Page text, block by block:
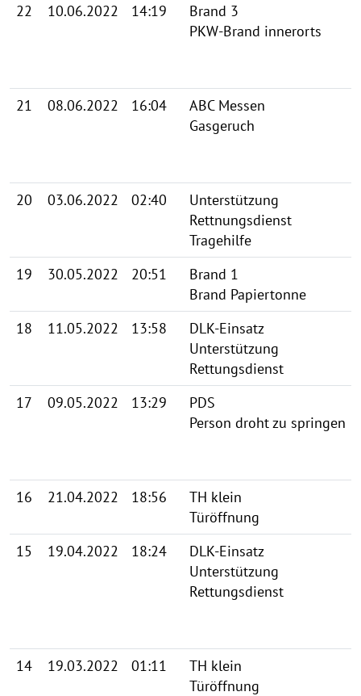
22 10.06.2022 14:19
Brand 3
PKW-Brand innerorts
21 08.06.2022 16:04
ABC Messen
Gasgeruch
20 03.06.2022 02:40
Unterstützung
Rettnungsdienst
Tragehilfe
19
30.05.2022 20:51
Brand 1
Brand Papiertonne
18
11.05.2022 13:58
DLK-Einsatz
Unterstützung
Rettungsdienst
17
09.05.2022 13:29
PDS
Person droht zu springen
16 21.04.2022 18:56
TH klein
Türöffnung
15
19.04.2022 18:24
DLK-Einsatz
Unterstützung
Rettungsdienst
14 19.03.2022 01:11
TH klein
Türöffnung